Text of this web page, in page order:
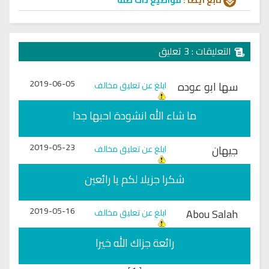
التعليقات : 3 تعليق
سها ابو عوده ابلغ عن تعليق مخالف 2019-06-05
ما شاء الله انشودة احبها جدا
جيهان
ابلغ عن تعليق مخالف 2019-05-23
شكرا جزيلا لكم يا رائعين
Abou Salah
ابلغ عن تعليق مخالف 2019-05-16
رائعة جزاك الله خيرا